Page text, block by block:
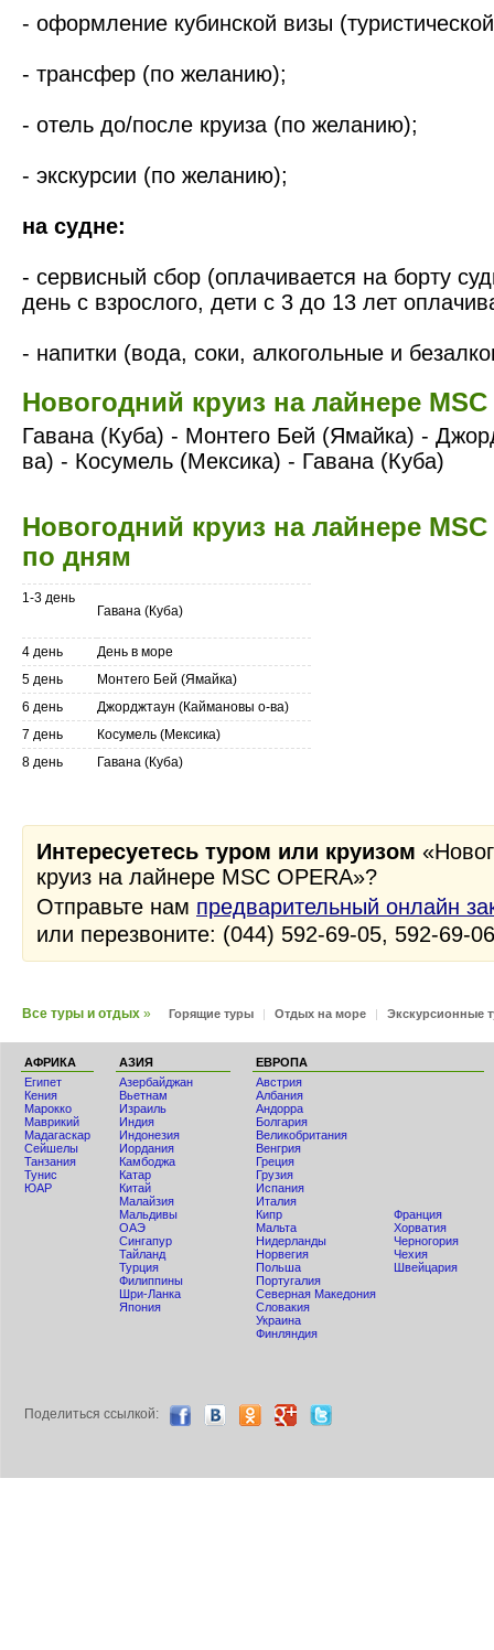
- оформление кубинской визы
- трансфер (по желанию);
- отель до/после круиза (по желанию);
- экскурсии (по желанию);
на судне:
- сервисный сбор (оплачивается на борту
день с взрослого, дети с 3 до 13 лет
- напитки (вода, соки, алкогольные и
Новогодний круиз на лайнере
Гавана (Куба) - Монтего Бей (Ямайка) -
ва) - Косумель (Мексика) - Гавана (Куба)
Новогодний круиз на лайнере
по дням
1-3 день
Гавана (Куба)
4 день
День в море
5 день
Монтего Бей (Ямайка)
6 день
Джорджтаун (Каймановы о-ва)
7 день
Косумель (Мексика)
8 день
Гавана (Куба)
Интересуетесь туром или круизом
круиз на лайнере MSC OPERA»?
Отправьте нам предварительный онлайн
или перезвоните: (044) 592-69-05, 592-69-06
Все туры и отдых » Горящие туры | Отдых на море | Экскурсионные
АФРИКА
Египет
Кения
Мaрокко
Маврикий
Мадагаскар
Сейшелы
Танзания
Тунис
ЮАР
АЗИЯ
Азербайджан
Вьетнам
Израиль
Индия
Индонезия
Иордания
Камбоджа
Катар
Китай
Малайзия
Мальдивы
ОАЭ
Сингапур
Тайланд
Турция
Филиппины
Шри-Ланка
Япония
ЕВРОПА
Австрия
Албания
Андорра
Болгария
Великобритания
Венгрия
Греция
Грузия
Испания
Италия
Кипр
Мальта
Нидерланды
Норвегия
Польша
Португалия
Северная Македония
Словакия
Украина
Финляндия
Франция
Хорватия
Черногория
Чехия
Швейцария
Поделиться ccылкой: